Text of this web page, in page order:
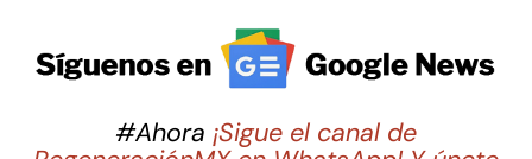
#Ahora ¡Sigue el canal de